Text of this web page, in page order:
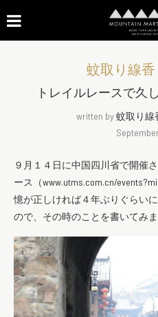
蚊取り線香
トレイルレースで久
written by蚊取り線
９月１４日に中国四川省で開催
ース（www.utms.com.cn/
憶が正しければ４年ぶりぐらい
ので、その時のことを書いてみま